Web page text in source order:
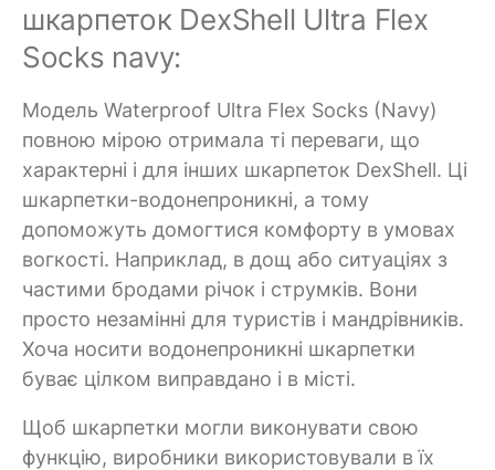
шкарпеток DexShell Ultra Flex
Socks navy:
Модель Waterproof Ultra Flex Socks (Navy)
повною мірою отримала ті переваги, що
характерні і для інших шкарпеток DexShell. Ці
шкарпетки-водонепроникні, а тому
допоможуть домогтися комфорту в умовах
вогкості. Наприклад, в дощ або ситуаціях з
частими бродами річок і струмків. Вони
просто незамінні для туристів і мандрівників.
Хоча носити водонепроникні шкарпетки
буває цілком виправдано і в місті.
Щоб шкарпетки могли виконувати свою
функцію, виробники використовували в їх